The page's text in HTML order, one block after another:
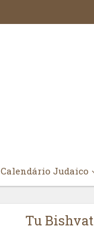
Calendário Judaico
Tu Bishvat